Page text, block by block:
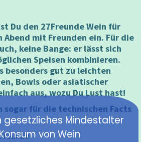
Du den 27Freunde Wein für
Abend mit Freunden ein. Für die
keine Bange: er lässt sich
Speisen kombinieren.
besonders gut zu leichten
Bowls oder asiatischer
aus, wozu Du Lust hast!
sogar für die technischen Facts
gesetzliches Mindestalter
von Wein